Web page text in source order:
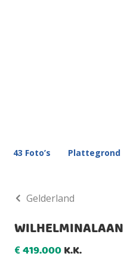
43 Foto’s Plattegrond
Gelderland
€419.000K.K.